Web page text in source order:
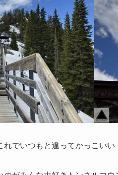
でいつもと違ってかっこいい